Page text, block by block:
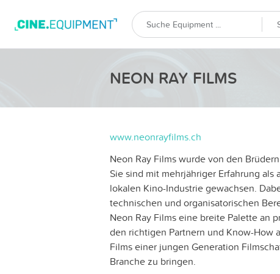
NEON RAY FILMS
www.neonrayfilms.ch
Neon Ray Films wurde von den
Sie sind mit mehrjähriger Erfahrung
lokalen Kino-Industrie gewachsen.
technischen und organisatorischen
Neon Ray Films eine breite Palette an
den richtigen Partnern und Know-How
Films einer jungen Generation
Branche zu bringen.